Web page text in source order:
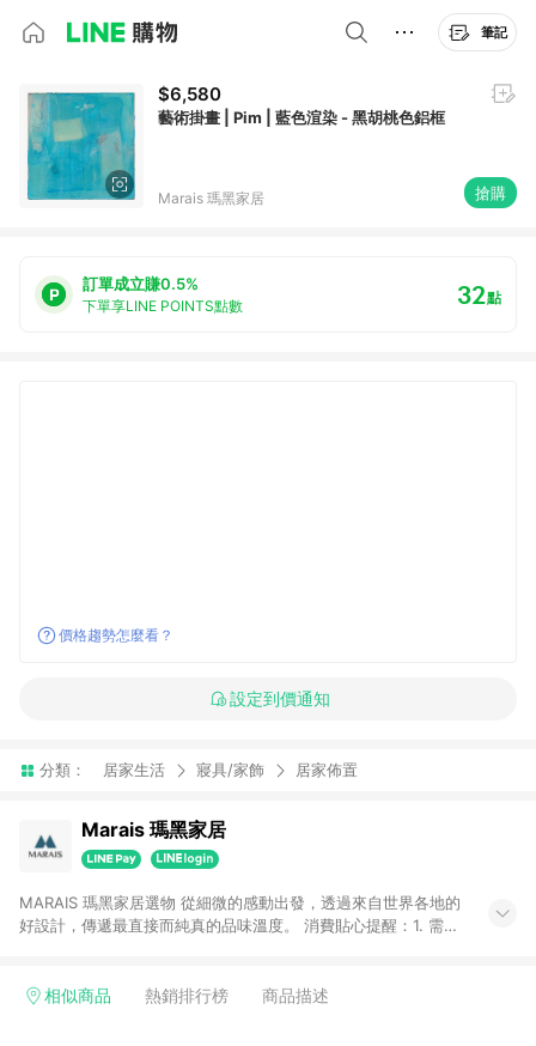
筆記
$6,580
藝術掛畫 | Pim | 藍色渲染 - 黑胡桃色鋁框
Marais 瑪黑家居 搶購
訂單成立賺0.5%
下單享LINE POINTS點數 32點
價格趨勢怎麼看？
設定到價通知
分類： 居家生活 寢具/家飾 居家佈置
Marais 瑪黑家居
MARAIS 瑪黑家居選物 從細微的感動出發，透過來自世界各地的
好設計，傳遞最直接而純真的品味溫度。 消費貼心提醒：1. 需透
APP下單，將不符合贈點資格。 3. 點數將於出貨後60天前後發
相似商品 熱銷排行榜 商品描述